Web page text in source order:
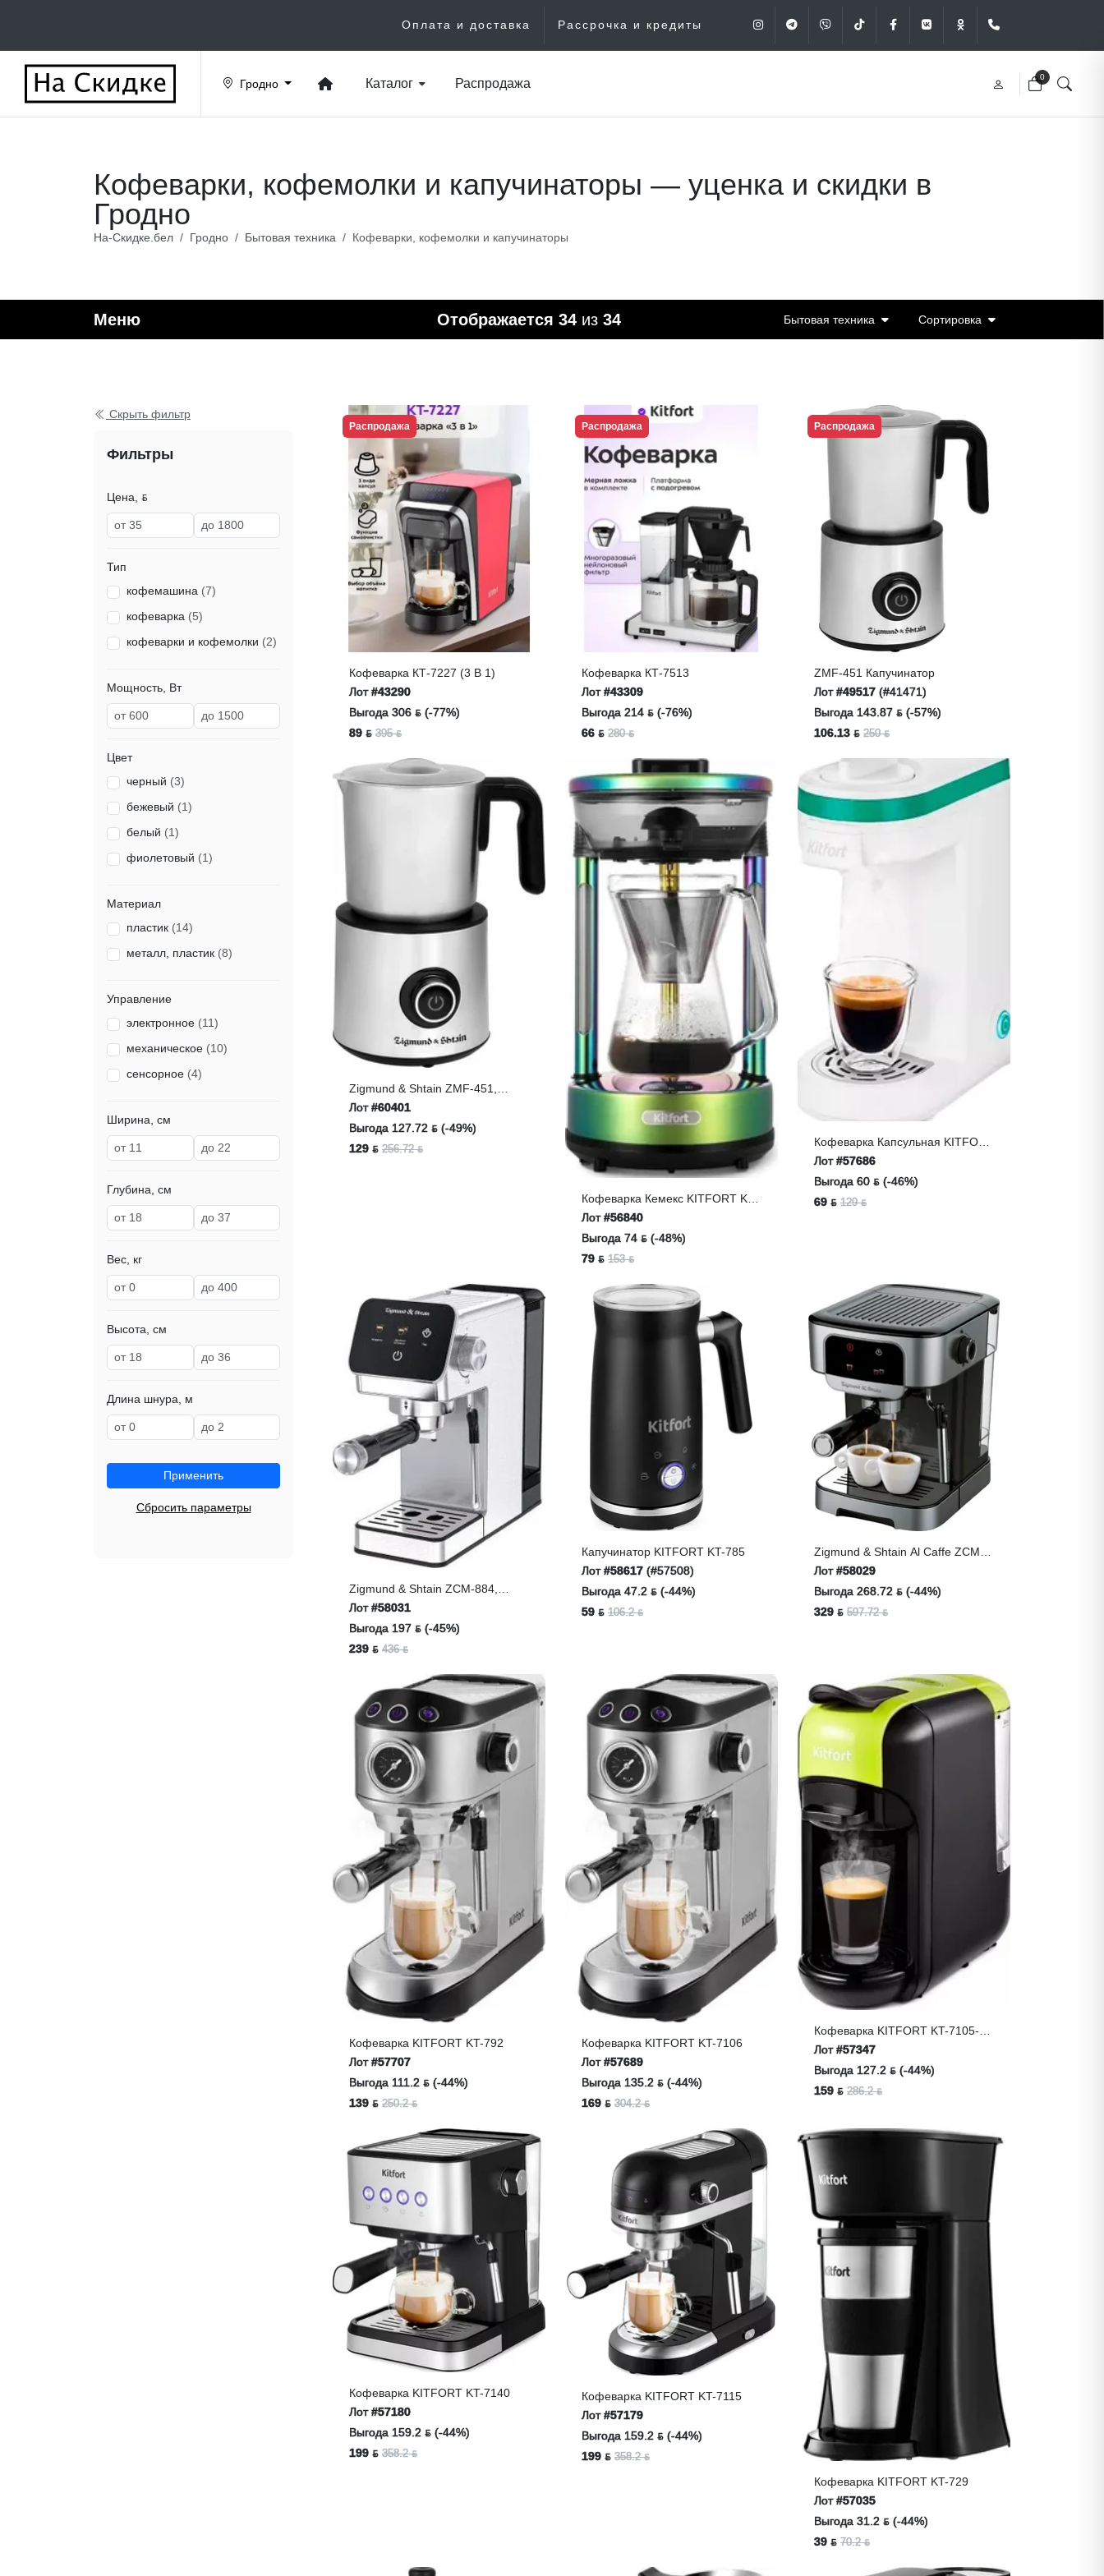
Оплата и доставка Рассрочка и кредиты InstagramTelegram
Viber Tik-Tok Facebook
VK OK
Гродно
0
Каталог Распродажа
Кофеварки, кофемолки и капучинаторы — уценка и скидки в
Гродно
На-Скидке.бел Гродно Бытовая техника Кофеварки, кофемолки и капучинаторы
Меню Отображается 34из 34 Бытовая техника Сортировка
Скрыть фильтр
Фильтры
Цена, ƃ
Тип
кофемашина (7)
кофеварка (5)
кофеварки и кофемолки (2)
Мощность, Вт
Цвет
черный (3)
бежевый (1)
белый (1)
фиолетовый (1)
Материал
пластик (14)
металл, пластик (8)
Управление
электронное (11)
механическое (10)
сенсорное (4)
Ширина, см
Глубина, см
Вес, кг
Высота, см
Длина шнура, м
Применить
Сбросить параметры
Распродажа
Кофеварка КТ-7227 (3 В 1)
Лот#43290
Выгода 306 ƃ (-77%)
89 ƃ 395 ƃ
Распродажа
Кофеварка КТ-7513
Лот#43309
Выгода 214 ƃ (-76%)
66 ƃ 280 ƃ
Распродажа
ZMF-451 Капучинатор
Лот#49517(#41471)
Выгода 143.87 ƃ (-57%)
106.13 ƃ 250 ƃ
Zigmund & Shtain ZMF-451,
Капучинатор
Лот#60401
Выгода 127.72 ƃ (-49%)
129 ƃ 256.72 ƃ
Кофеварка Кемекс KITFORT KT-
7488
Лот#56840
Выгода 74 ƃ (-48%)
79 ƃ 153 ƃ
Кофеварка Капсульная KITFORT
KT-7122-2 (бело-Зеленый)
Лот#57686
Выгода 60 ƃ (-46%)
69 ƃ 129 ƃ
Zigmund & Shtain ZCM-884,
Кофеварка
Лот#58031
Выгода 197 ƃ (-45%)
239 ƃ 436 ƃ
Капучинатор KITFORT KT-785
Лот#58617(#57508)
Выгода 47.2 ƃ (-44%)
59 ƃ 106.2 ƃ
Zigmund & Shtain Al Caffe ZCM-
881, Кофеварка
Лот#58029
Выгода 268.72 ƃ (-44%)
329 ƃ 597.72 ƃ
Кофеварка KITFORT KT-792
Лот#57707
Выгода 111.2 ƃ (-44%)
139 ƃ 250.2 ƃ
Кофеварка KITFORT KT-7106
Лот#57689
Выгода 135.2 ƃ (-44%)
169 ƃ 304.2 ƃ
Кофеварка KITFORT KT-7105-2
(3 В 1, Черно-Салатовая)
Лот#57347
Выгода 127.2 ƃ (-44%)
159 ƃ 286.2 ƃ
Кофеварка KITFORT KT-7140
Лот#57180
Выгода 159.2 ƃ (-44%)
199 ƃ 358.2 ƃ
Кофеварка KITFORT KT-7115
Лот#57179
Выгода 159.2 ƃ (-44%)
199 ƃ 358.2 ƃ
Кофеварка KITFORT KT-729
Лот#57035
Выгода 31.2 ƃ (-44%)
39 ƃ 70.2 ƃ